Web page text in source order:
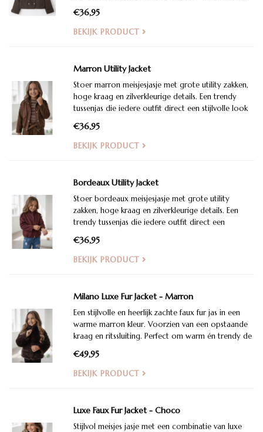
€36,95
BEKIJK PRODUCT
Marron Utility Jacket
Stoer marron meisjesjasje met grote utility zakken,
hoge kraag en zilverkleurige details. Een trendy
tussenjas die iedere outfit direct een stijlvolle look
geeft.
€36,95
BEKIJK PRODUCT
Bordeaux Utility Jacket
Stoer bordeaux meisjesjasje met grote utility
zakken, hoge kraag en zilverkleurige details. Een
trendy tussenjas die iedere outfit direct een
stijlvolle look geeft.
€36,95
BEKIJK PRODUCT
Milano Luxe Fur Jacket - Marron
Een stijlvolle en heerlijk zachte faux fur jas in een
warme marron kleur. Voorzien van een opstaande
kraag en ritssluiting. Perfect om warm én trendy de
€49,95
BEKIJK PRODUCT
Luxe Faux Fur Jacket - Choco
Stijlvol meisjes jasje met een combinatie van luxe